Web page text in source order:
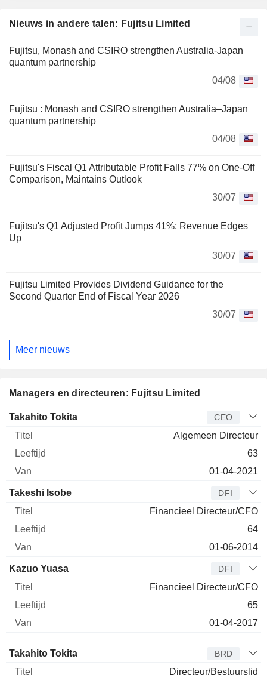
Nieuws in andere talen: Fujitsu Limited
Fujitsu, Monash and CSIRO strengthen Australia-Japan
quantum partnership
04/08
Fujitsu : Monash and CSIRO strengthen Australia–Japan
quantum partnership
04/08
Fujitsu's Fiscal Q1 Attributable Profit Falls 77% on One-Off
Comparison, Maintains Outlook
30/07
Fujitsu's Q1 Adjusted Profit Jumps 41%; Revenue Edges
Up
30/07
Fujitsu Limited Provides Dividend Guidance for the
Second Quarter End of Fiscal Year 2026
30/07
Meer nieuws
Managers en directeuren: Fujitsu Limited
Bedrijfsleider Titel
Takahito Tokita CEO
Algemeen Directeur
63
01-04-2021
Takeshi Isobe DFI
Financieel Directeur/CFO
64
01-06-2014
Kazuo Yuasa DFI
Financieel Directeur/CFO
65
01-04-2017
Bestuurder Titel
Takahito Tokita BRD
Directeur/Bestuurslid